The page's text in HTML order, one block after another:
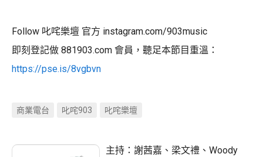
Follow 叱咤樂壇 官方 instagram.com/903music
即刻登記做 881903.com 會員，聽足本節目重溫：
https://pse.is/8vgbvn
商業電台 叱咤903 叱咤樂壇
主持： 謝茜嘉 、 梁文禮 、 Woody